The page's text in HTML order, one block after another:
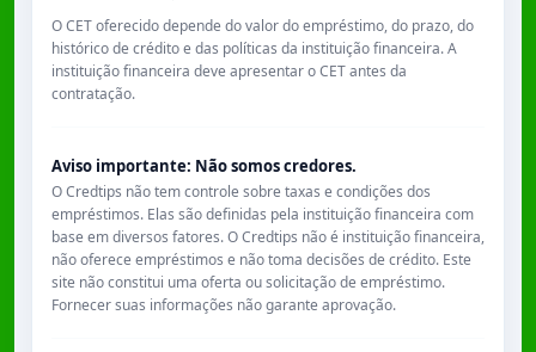
O CET oferecido depende do valor do empréstimo, do prazo, do
histórico de crédito e das políticas da instituição financeira. A
instituição financeira deve apresentar o CET antes da
contratação.
Aviso importante: Não somos credores.
O Credtips não tem controle sobre taxas e condições dos
empréstimos. Elas são definidas pela instituição financeira com
base em diversos fatores. O Credtips não é instituição financeira,
não oferece empréstimos e não toma decisões de crédito. Este
site não constitui uma oferta ou solicitação de empréstimo.
Fornecer suas informações não garante aprovação.